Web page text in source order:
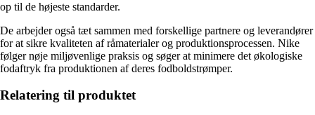
op til de højeste standarder.
De arbejder også tæt sammen med forskellige partnere og leverandører
for at sikre kvaliteten af ​​råmaterialer og produktionsprocessen. Nike
følger nøje miljøvenlige praksis og søger at minimere det økologiske
fodaftryk fra produktionen af ​​deres fodboldstrømper.
Relatering til produktet